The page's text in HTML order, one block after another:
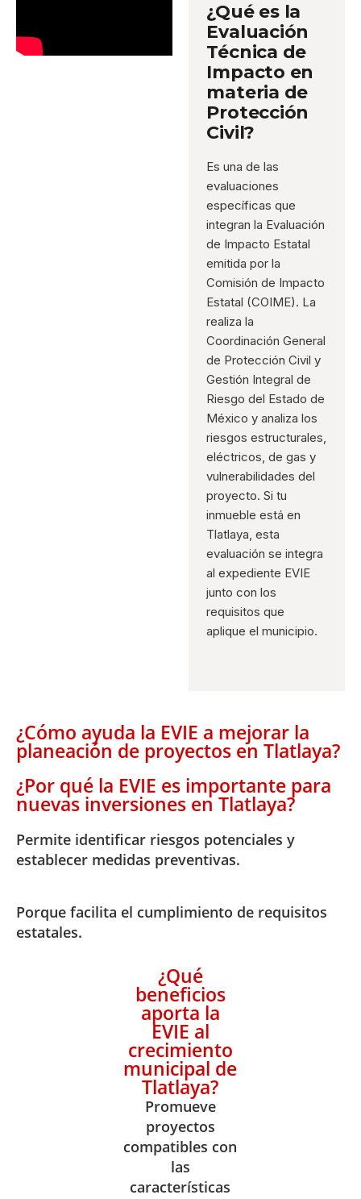
¿Qué es la
Evaluación
Técnica de
Impacto en
materia de
Protección
Civil?
Es una de las
evaluaciones
específicas que
integran la Evaluación
de Impacto Estatal
emitida por la
Comisión de Impacto
Estatal (COIME). La
realiza la
Coordinación General
de Protección Civil y
Gestión Integral de
Riesgo del Estado de
México y analiza los
riesgos estructurales,
eléctricos, de gas y
vulnerabilidades del
proyecto. Si tu
inmueble está en
Tlatlaya, esta
evaluación se integra
al expediente EVIE
junto con los
requisitos que
aplique el municipio.
¿Cómo ayuda la EVIE a mejorar la
planeación de proyectos en Tlatlaya?
¿Por qué la EVIE es importante para
nuevas inversiones en Tlatlaya?
Permite identificar riesgos potenciales y
establecer medidas preventivas.
Porque facilita el cumplimiento de requisitos
estatales.
¿Qué
beneficios
aporta la
EVIE al
crecimiento
municipal de
Tlatlaya?
Promueve
proyectos
compatibles con
las
características